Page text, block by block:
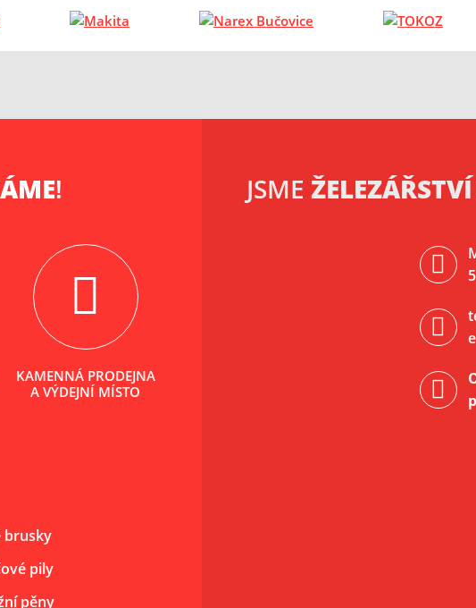
!
KAMENNÁ PRODEJNA
A VÝDEJNÍ MÍSTO
JSME
brusky
pily
pěny